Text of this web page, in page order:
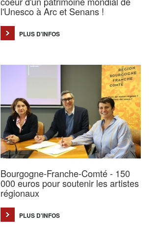
l'Unesco à Arc et Senans !
PLUS D'INFOS
Bourgogne-Franche-Comté - 150
000 euros pour soutenir les artistes
régionaux
PLUS D'INFOS